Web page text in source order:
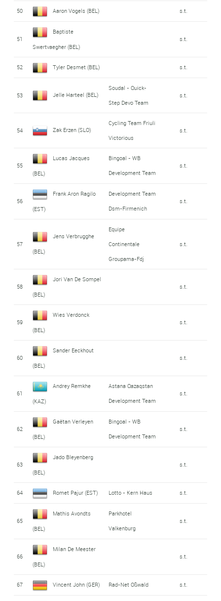
50 Aaron Vogels (BEL) s.t.
51
Baptiste
Swertvaegher (BEL)
s.t.
52 Tyler Desmet (BEL) s.t.
53 Jelle Harteel (BEL)
Soudal - Quick-
Step Devo Team
s.t.
54 Zak Erzen (SLO)
Cycling Team Friuli
Victorious
s.t.
55
Lucas Jacques
(BEL)
Bingoal - WB
Development Team
s.t.
56
Frank Aron Ragilo
(EST)
Development Team
Dsm-Firmenich
s.t.
57
Jens Verbrugghe
(BEL)
Equipe
Continentale
Groupama-Fdj
s.t.
58
Jori Van De Sompel
(BEL)
s.t.
59
Wies Verdonck
(BEL)
s.t.
60
Sander Eeckhout
(BEL)
s.t.
61
Andrey Remkhe
(KAZ)
Astana Qazaqstan
Development Team
s.t.
62
Gaëtan Verleyen
(BEL)
Bingoal - WB
Development Team
s.t.
63
Jado Bleyenberg
(BEL)
s.t.
64 Romet Pajur (EST) Lotto - Kern Haus s.t.
65
Mathis Avondts
(BEL)
Parkhotel
Valkenburg
s.t.
66
Milan De Meester
(BEL)
s.t.
67 Vincent John (GER) Rad-Net Oßwald s.t.